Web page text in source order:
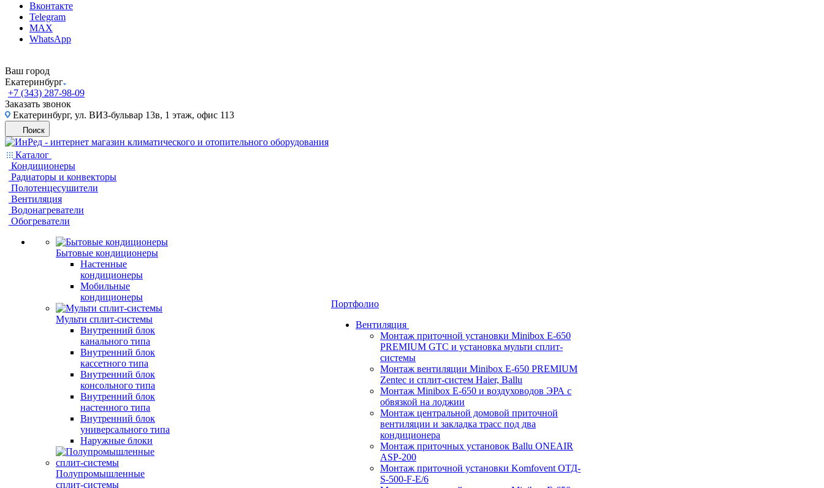
Вконтакте
Telegram
MAX
WhatsApp
Ваш город
Екатеринбург
+7 (343) 287-98-09
Заказать звонок
Екатеринбург, ул. ВИЗ-бульвар 13в, 1 этаж, офис 113
Поиск
Каталог
Кондиционеры
Радиаторы и конвекторы
Полотенцесушители
Вентиляция
Водонагреватели
Обогреватели
Бытовые кондиционеры
Настенные
кондиционеры
Мобильные
кондиционеры
Мульти сплит-системы
Внутренний блок
канального типа
Внутренний блок
кассетного типа
Внутренний блок
консольного типа
Внутренний блок
настенного типа
Внутренний блок
универсального типа
Наружные блоки
Полупромышленные
сплит-системы
Портфолио
Вентиляция
Монтаж приточной установки Minibox E-650
PREMIUM GTC и установка мульти сплит-
системы
Монтаж вентиляции Minibox E-650 PREMIUM
Zentec и сплит-систем Haier, Ballu
Монтаж Minibox E-650 и воздуховодов ЭРА с
обвязкой на лоджии
Монтаж центральной домовой приточной
вентиляции и закладка трасс под два
кондиционера
Монтаж приточных установок Ballu ONEAIR
ASP-200
Монтаж приточной установки Komfovent ОТД-
S-500-F-E/6